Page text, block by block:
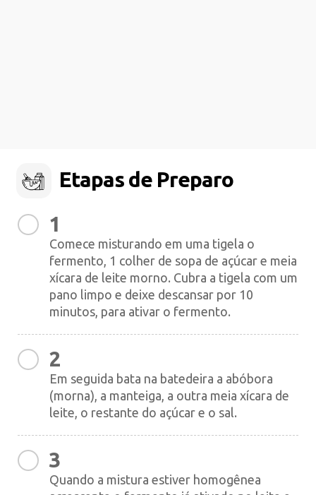
Etapas de Preparo
1
Comece misturando em uma tigela o
fermento, 1 colher de sopa de açúcar e meia
xícara de leite morno. Cubra a tigela com um
pano limpo e deixe descansar por 10
minutos, para ativar o fermento.
2
Em seguida bata na batedeira a abóbora
(morna), a manteiga, a outra meia xícara de
leite, o restante do açúcar e o sal.
3
Quando a mistura estiver homogênea